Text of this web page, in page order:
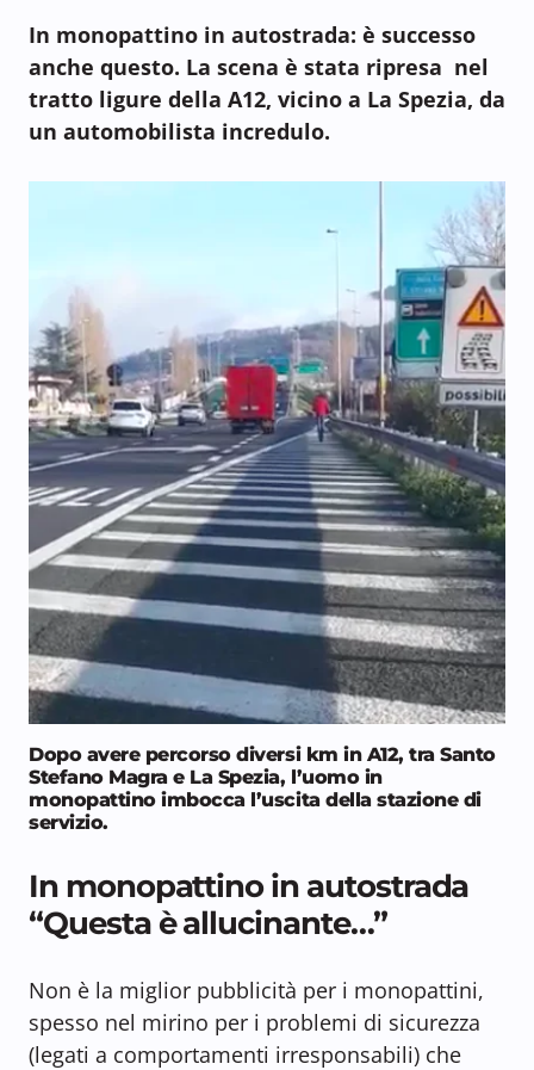
In monopattino in autostrada: è successo
anche questo. La scena è stata ripresa nel
tratto ligure della A12, vicino a La Spezia, da
un automobilista incredulo.
Dopo avere percorso diversi km in A12, tra Santo
Stefano Magra e La Spezia, l’uomo in
monopattino imbocca l’uscita della stazione di
servizio.
In monopattino in autostrada
“Questa è allucinante…”
Non è la miglior pubblicità per i monopattini,
spesso nel mirino per i problemi di sicurezza
(legati a comportamenti irresponsabili) che